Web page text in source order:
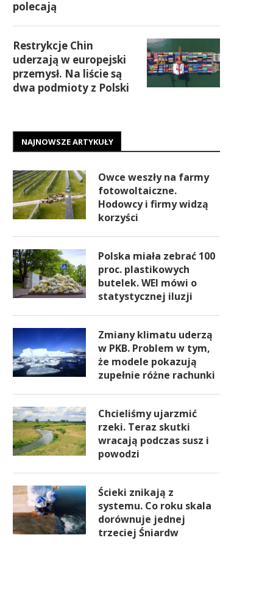
polecają
Restrykcje Chin
uderzają w europejski
przemysł. Na liście są
dwa podmioty z Polski
NAJNOWSZE ARTYKUŁY
Owce weszły na farmy
fotowoltaiczne.
Hodowcy i firmy widzą
korzyści
Polska miała zebrać 100
proc. plastikowych
butelek. WEI mówi o
statystycznej iluzji
Zmiany klimatu uderzą
w PKB. Problem w tym,
że modele pokazują
zupełnie różne rachunki
Chcieliśmy ujarzmić
rzeki. Teraz skutki
wracają podczas susz i
powodzi
Ścieki znikają z
systemu. Co roku skala
dorównuje jednej
trzeciej Śniardw